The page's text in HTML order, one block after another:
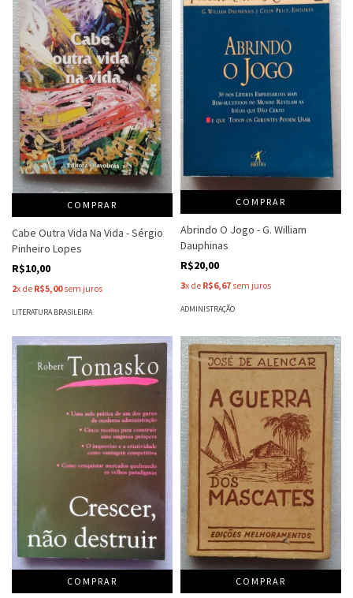
COMPRAR
Cabe Outra Vida Na Vida - Sérgio
Pinheiro Lopes
R$10,00
2x de R$5,00sem juros
LITERATURA BRASILEIRA
COMPRAR
Abrindo O Jogo - G. William
Dauphinas
R$20,00
3x de R$6,67 sem juros
ADMINISTRAÇÃO
COMPRAR COMPRAR